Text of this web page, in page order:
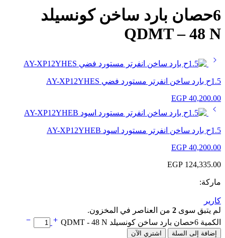
6حصان بارد ساخن كونسيلد
QDMT – 48 N
1.5ح بارد ساخن انفرتر مستورد فضي AY-XP12YHES
EGP 40,200.00
1.5ح بارد ساخن انفرتر مستورد اسود AY-XP12YHEB
EGP 40,200.00
EGP 124,335.00
ماركة:
كارير
لم يتبق سوى 2 من العناصر في المخزون.
الكمية 6حصان بارد ساخن كونسيلد QDMT - 48 N
إضافة إلى السلة اشتري الآن